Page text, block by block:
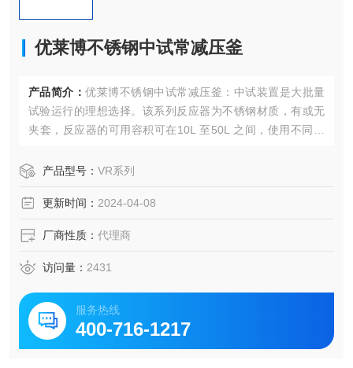
优莱博不锈钢中试常减压釜
产品简介： 优莱博不锈钢中试常减压釜：中试装置是大批量
试验运行的理想选择。该系列反应器为不锈钢材质，有或无
夹套，反应器的可用容积可在10L 至50L 之间，使用不同的
产品型号： VR系列
更新时间： 2024-04-08
厂商性质： 代理商
访问量： 2431
服务热线
400-716-1217